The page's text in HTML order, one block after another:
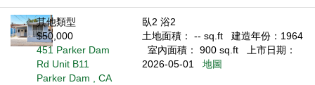
其他類型
$50,000
451 Parker Dam
Rd Unit B11
Parker Dam , CA
臥2 浴2
土地面積： -- sq.ft
建造年份：1964
室內面積： 900 sq.ft
上市日期：
2026-05-01
地圖